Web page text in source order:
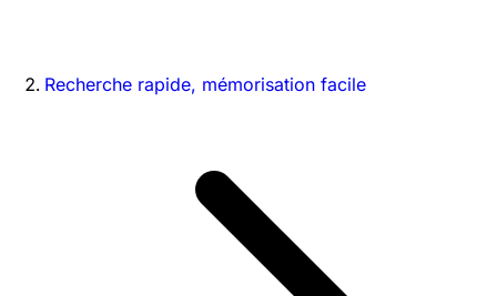
Recherche rapide, mémorisation facile